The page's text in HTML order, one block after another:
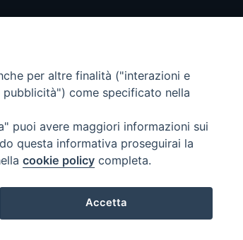
per altre finalità ("interazioni e
come specificato nella
puoi avere maggiori informazioni sui
questa informativa proseguirai la
cookie policy completa.
Accetta